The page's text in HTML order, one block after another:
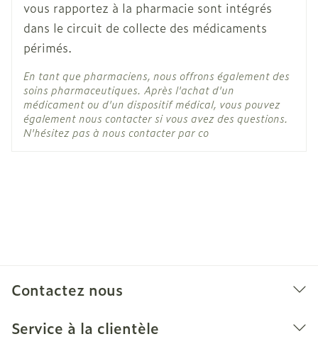
difficultés respiratoires, un gonflement des
lèvres, de la gorge et de la langue, et une
hypotension nécessitant un traitement
d'urgence)
devenir dépendant de Neurontin (" dépendance
au médicament ")
Max. 50 mg/kg par jour.
La dose quotidienne totale doit être répartie en
trois prises et l'intervalle maximal entre les
doses ne doit pas dépasser 12 heures.
Douleurs neuropathiques périphériques
ADULTES
Titration initiale:
avec une quantité suffisante de liquide.
vous rapportez à la pharmacie sont intégrés
dans le circuit de collecte des médicaments
périmés.
En tant que pharmaciens, nous offrons également des
soins pharmaceutiques. Après l'achat d'un
médicament ou d'un dispositif médical, vous pouvez
également nous contacter si vous avez des questions.
N'hésitez pas à nous contacter par co
Contactez nous
Service à la clientèle